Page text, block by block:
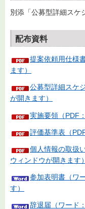
別添「公募型詳細スケ
配布資料
提案依頼用仕様
ます）
公募型詳細スケ
が開きます）
実施要領（PDF
評価基準表（
個人情報の取扱
ウィンドウが開きます）
参加表明書（ワ
す）
辞退届（ワード